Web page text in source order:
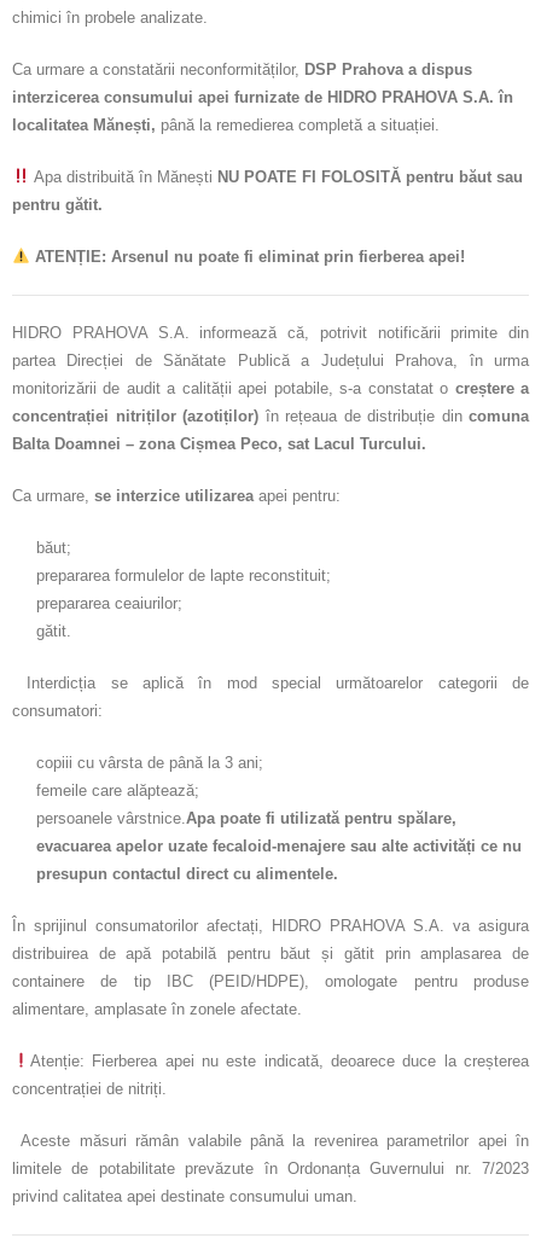
chimici în probele analizate.
Ca urmare a constatării neconformităților, DSP Prahova a dispus
interzicerea consumului apei furnizate de HIDRO PRAHOVA S.A. în
localitatea Mănești, până la remedierea completă a situației.
Apa distribuită în Mănești NU POATE FI FOLOSITĂ pentru băut sau
pentru gătit.
ATENȚIE: Arsenul nu poate fi eliminat prin fierberea apei!
HIDRO PRAHOVA S.A. informează că, potrivit notificării primite din
partea Direcției de Sănătate Publică a Județului Prahova, în urma
monitorizării de audit a calității apei potabile, s-a constatat o creștere a
concentrației nitriților (azotiților) în rețeaua de distribuție din comuna
Balta Doamnei – zona Cișmea Peco, sat Lacul Turcului.
Ca urmare, se interzice utilizareaapei pentru:
băut;
prepararea formulelor de lapte reconstituit;
prepararea ceaiurilor;
gătit.
Interdicția se aplică în mod special următoarelor categorii de
consumatori:
copiii cu vârsta de până la 3 ani;
femeile care alăptează;
persoanele vârstnice.Apa poate fi utilizată pentru spălare,
evacuarea apelor uzate fecaloid-menajere sau alte activități ce nu
presupun contactul direct cu alimentele.
În sprijinul consumatorilor afectați, HIDRO PRAHOVA S.A. va asigura
distribuirea de apă potabilă pentru băut și gătit prin amplasarea de
containere de tip IBC (PEID/HDPE), omologate pentru produse
alimentare, amplasate în zonele afectate.
Atenție: Fierberea apei nu este indicată, deoarece duce la creșterea
concentrației de nitriți.
Aceste măsuri rămân valabile până la revenirea parametrilor apei în
limitele de potabilitate prevăzute în Ordonanța Guvernului nr. 7/2023
privind calitatea apei destinate consumului uman.